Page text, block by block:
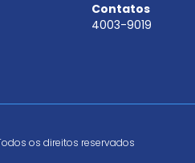
Contatos
4003-9019
os direitos reservados